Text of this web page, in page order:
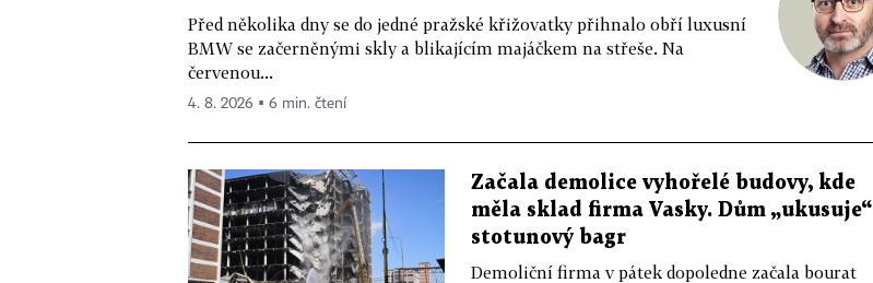
Před několika dny se do jedné pražské křižovatky přihnalo obří luxusní
BMW se začerněnými skly a blikajícím majáčkem na střeše. Na
červenou...
4. 8. 2026 ▪ 6 min. čtení
Začala demolice vyhořelé budovy, kde
měla sklad firma Vasky. Dům „ukusuje“
stotunový bagr
Demoliční firma v pátek dopoledne začala bourat